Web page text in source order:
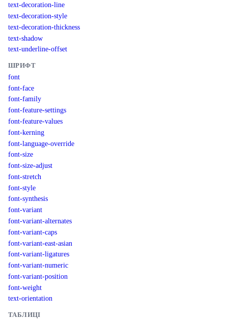
text-decoration-line
text-decoration-style
text-decoration-thickness
text-shadow
text-underline-offset
ШРИФТ
font
font-face
font-family
font-feature-settings
font-feature-values
font-kerning
font-language-override
font-size
font-size-adjust
font-stretch
font-style
font-synthesis
font-variant
font-variant-alternates
font-variant-caps
font-variant-east-asian
font-variant-ligatures
font-variant-numeric
font-variant-position
font-weight
text-orientation
ТАБЛИЦІ